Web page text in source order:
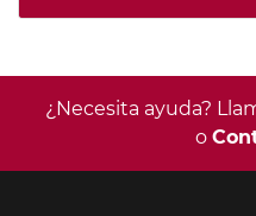
¿Necesita ayuda?
o